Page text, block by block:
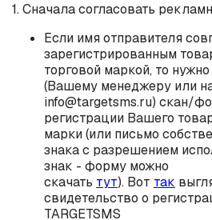
1. Сначала согласовать
Если имя отправителя
зарегистрированным
торговой маркой, то
(Вашему менеджеру или
info@targetsms.ru) скан/
регистрации Вашего
марки (или письмо
знака с разрешением
знак - форму можно
скачать тут). Вот так
свидетельство о
TARGETSMS